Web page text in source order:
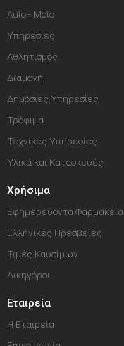
Auto - Moto
Υπηρεσίες
Αθλητισμός
Διαμονή
Δημόσιες Υπηρεσίες
Τρόφιμα
Τεχνικές Υπηρεσίες
Υλικά και Κατασκευές
Χρήσιμα
Εφημερεύοντα Φαρμακεία
Ελληνικές Πρεσβείες
Τιμές Καυσίμων
Δικηγόροι
Εταιρεία
Η Εταιρεία